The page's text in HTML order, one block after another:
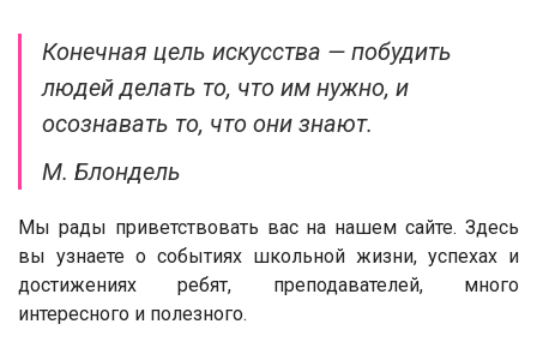
Конечная цель искусства — побудить
людей делать то, что им нужно, и
осознавать то, что они знают.
М. Блондель
Мы рады приветствовать вас на нашем сайте. Здесь
вы узнаете о событиях школьной жизни, успехах и
достижениях ребят, преподавателей, много
интересного и полезного.